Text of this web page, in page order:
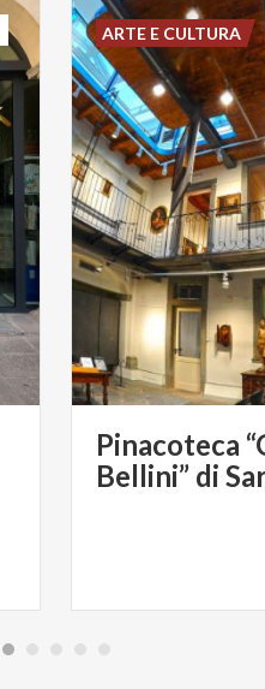
Pinacoteca
Bellini” di
ARTE E CULTURA